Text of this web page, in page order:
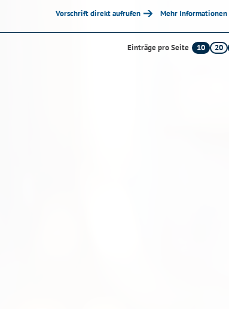
Vorschrift direkt aufrufen Mehr Informationen
Einträge pro Seite 10 20